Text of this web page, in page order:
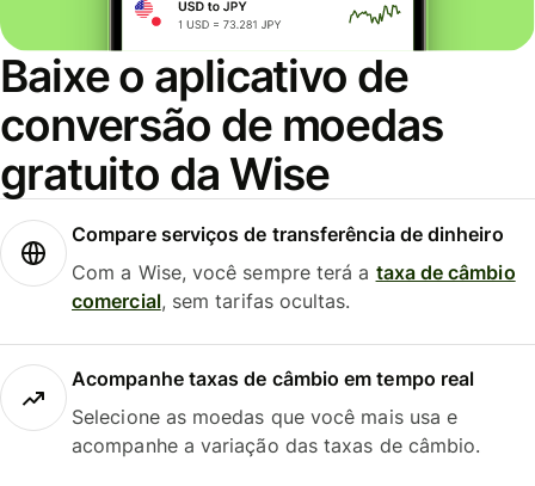
Baixe o aplicativo de
conversão de moedas
gratuito da Wise
Compare serviços de transferência de dinheiro
Com a Wise, você sempre terá a taxa de câmbio
comercial, sem tarifas ocultas.
Acompanhe taxas de câmbio em tempo real
Selecione as moedas que você mais usa e
acompanhe a variação das taxas de câmbio.